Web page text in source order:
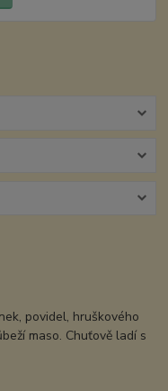
povidel, hruškového
maso. Chuťově ladí s